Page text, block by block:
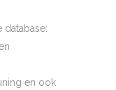
database:
en ook